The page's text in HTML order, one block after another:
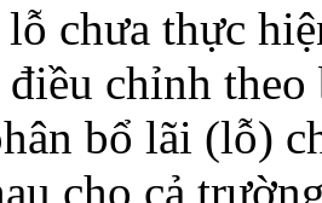
chưa thực
chỉnh
bổ lãi (lỗ)
cho cả